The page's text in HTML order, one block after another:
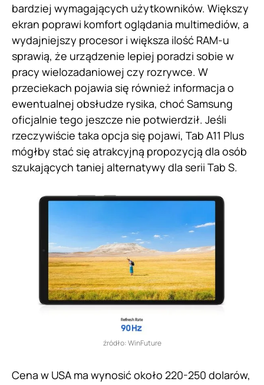
bardziej wymagających użytkowników. Większy
ekran poprawi komfort oglądania multimediów, a
wydajniejszy procesor i większa ilość RAM-u
sprawią, że urządzenie lepiej poradzi sobie w
pracy wielozadaniowej czy rozrywce. W
przeciekach pojawia się również informacja o
ewentualnej obsłudze rysika, choć Samsung
oficjalnie tego jeszcze nie potwierdził. Jeśli
rzeczywiście taka opcja się pojawi, Tab A11 Plus
mógłby stać się atrakcyjną propozycją dla osób
szukających taniej alternatywy dla serii Tab S.
źródło: WinFuture
Cena w USA ma wynosić około 220-250 dolarów,